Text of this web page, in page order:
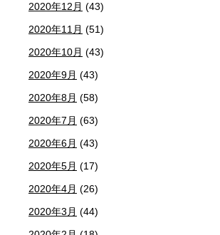
2020年12月 (43)
2020年11月 (51)
2020年10月 (43)
2020年9月 (43)
2020年8月 (58)
2020年7月 (63)
2020年6月 (43)
2020年5月 (17)
2020年4月 (26)
2020年3月 (44)